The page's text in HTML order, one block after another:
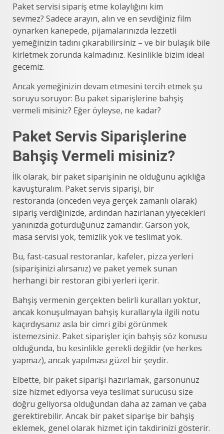
Paket servisi sipariş etme kolaylığını kim
sevmez? Sadece arayın, alın ve en sevdiğiniz film
oynarken kanepede, pijamalarınızda lezzetli
yemeğinizin tadını çıkarabilirsiniz – ve bir bulaşık bile
kirletmek zorunda kalmadınız. Kesinlikle bizim ideal
gecemiz.
Ancak yemeğinizin devam etmesini tercih etmek şu
soruyu soruyor: Bu paket siparişlerine bahşiş
vermeli misiniz? Eğer öyleyse, ne kadar?
Paket Servis Siparişlerine
Bahşiş Vermeli misiniz?
İlk olarak, bir paket siparişinin ne olduğunu açıklığa
kavuşturalım. Paket servis siparişi, bir
restoranda (önceden veya gerçek zamanlı olarak)
sipariş verdiğinizde, ardından hazırlanan yiyecekleri
yanınızda götürdüğünüz zamandır. Garson yok,
masa servisi yok, temizlik yok ve teslimat yok.
Bu, fast-casual restoranlar, kafeler, pizza yerleri
(siparişinizi alırsanız) ve paket yemek sunan
herhangi bir restoran gibi yerleri içerir.
Bahşiş vermenin gerçekten belirli kuralları yoktur,
ancak konuşulmayan bahşiş kurallarıyla ilgili notu
kaçırdıysanız asla bir cimri gibi görünmek
istemezsiniz. Paket siparişler için bahşiş söz konusu
olduğunda, bu kesinlikle gerekli değildir (ve herkes
yapmaz), ancak yapılması güzel bir şeydir.
Elbette, bir paket siparişi hazırlamak, garsonunuz
size hizmet ediyorsa veya teslimat sürücüsü size
doğru geliyorsa olduğundan daha az zaman ve çaba
gerektirebilir. Ancak bir paket siparişe bir bahşiş
eklemek, genel olarak hizmet için takdirinizi gösterir.